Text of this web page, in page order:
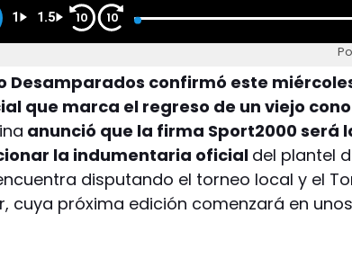
1 1.5 10 10
Desamparados confirmó este
que marca el regreso de un viejo
anunció que la firma Sport2000 será
la indumentaria oficialdel plantel
disputando el torneo local y el
cuya próxima edición comenzará en